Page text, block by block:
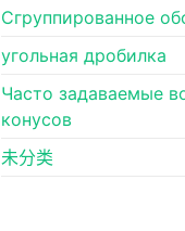
Сгруппированное
угольная дробилка
Часто задаваемые
конусов
未分类